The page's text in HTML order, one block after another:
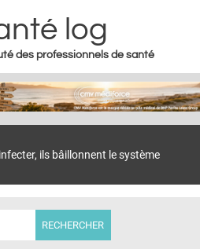
to navigation
log
des professionnels de santé
DOMICILEils bâillonnent le système